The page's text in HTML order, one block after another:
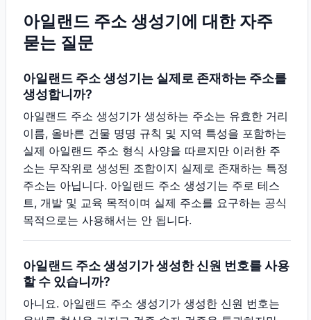
아일랜드 주소 생성기에 대한 자주
묻는 질문
아일랜드 주소 생성기는 실제로 존재하는 주소를
생성합니까?
아일랜드 주소 생성기가 생성하는 주소는 유효한 거리
이름, 올바른 건물 명명 규칙 및 지역 특성을 포함하는
실제 아일랜드 주소 형식 사양을 따르지만 이러한 주
소는 무작위로 생성된 조합이지 실제로 존재하는 특정
주소는 아닙니다. 아일랜드 주소 생성기는 주로 테스
트, 개발 및 교육 목적이며 실제 주소를 요구하는 공식
목적으로는 사용해서는 안 됩니다.
아일랜드 주소 생성기가 생성한 신원 번호를 사용
할 수 있습니까?
아니요. 아일랜드 주소 생성기가 생성한 신원 번호는